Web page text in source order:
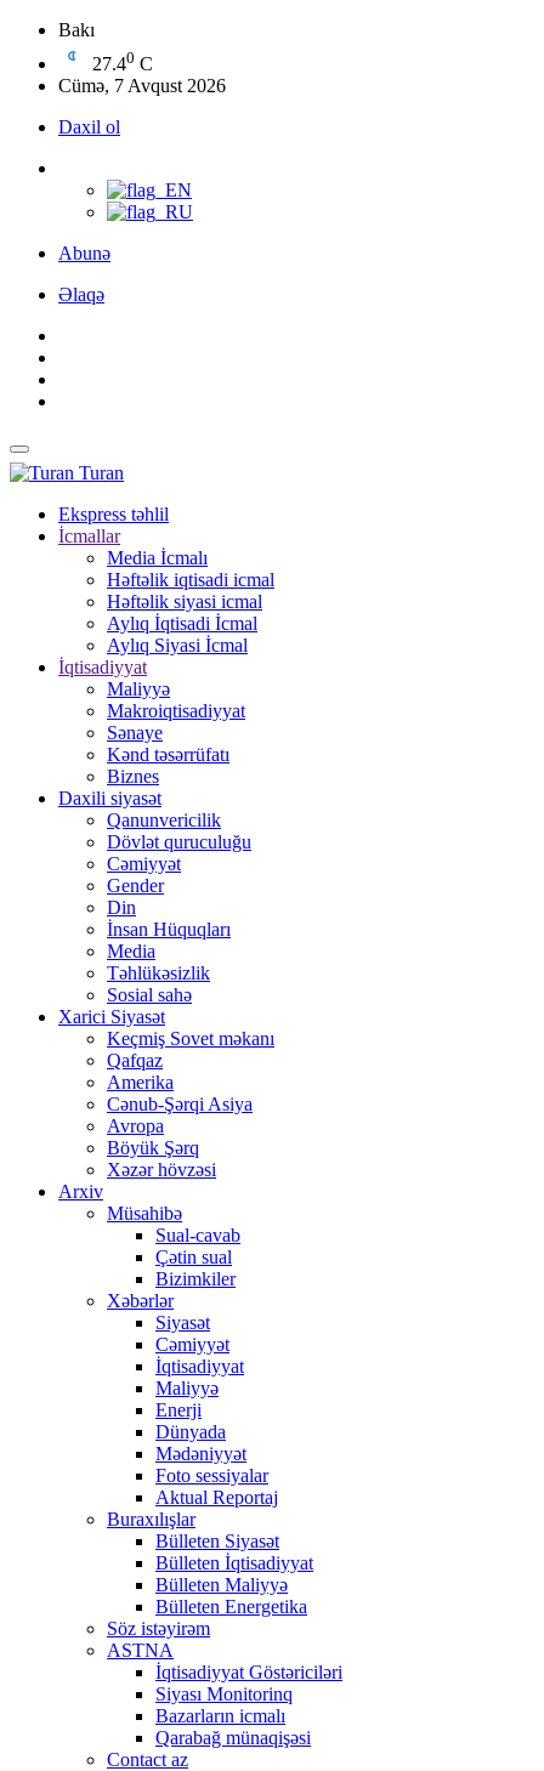
Bakı
27.40 C
Cümə, 7 Avqust 2026
Daxil ol
Abunə
Əlaqə
Turan
Ekspress təhlil
İcmallar
Media İcmalı
Həftəlik iqtisadi icmal
Həftəlik siyasi icmal
Aylıq İqtisadi İcmal
Aylıq Siyasi İcmal
İqtisadiyyat
Maliyyə
Makroiqtisadiyyat
Sənaye
Kənd təsərrüfatı
Biznes
Daxili siyasət
Qanunvericilik
Dövlət quruculuğu
Cəmiyyət
Gender
Din
İnsan Hüquqları
Media
Təhlükəsizlik
Sosial sahə
Xarici Siyasət
Keçmiş Sovet məkanı
Qafqaz
Amerika
Cənub-Şərqi Asiya
Avropa
Böyük Şərq
Xəzər hövzəsi
Arxiv
Müsahibə
Sual-cavab
Çətin sual
Bizimkiler
Xəbərlər
Siyasət
Cəmiyyət
İqtisadiyyat
Maliyyə
Enerji
Dünyada
Mədəniyyət
Foto sessiyalar
Aktual Reportaj
Buraxılışlar
Bülleten Siyasət
Bülleten İqtisadiyyat
Bülleten Maliyyə
Bülleten Energetika
Söz istəyirəm
ASTNA
İqtisadiyyat Göstəriciləri
Siyası Monitorinq
Bazarların icmalı
Qarabağ münaqişəsi
Contact az